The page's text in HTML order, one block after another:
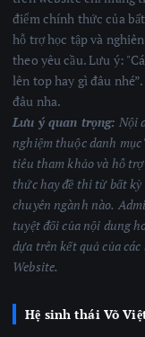
điểm chính thức của
hỗ trợ học tập và
theo yêu cầu. Lưu ý:
lên top hay gì đâu
đâu nha.
Lưu ý quan trọng: Nội
nghiệm thuộc danh
tiêu tham khảo và hỗ
thức hay đề thi từ bất
chuyên ngành nào.
tuyệt đối của nội dung
dựa trên kết quả của
Website.
Hệ sinh thái Võ